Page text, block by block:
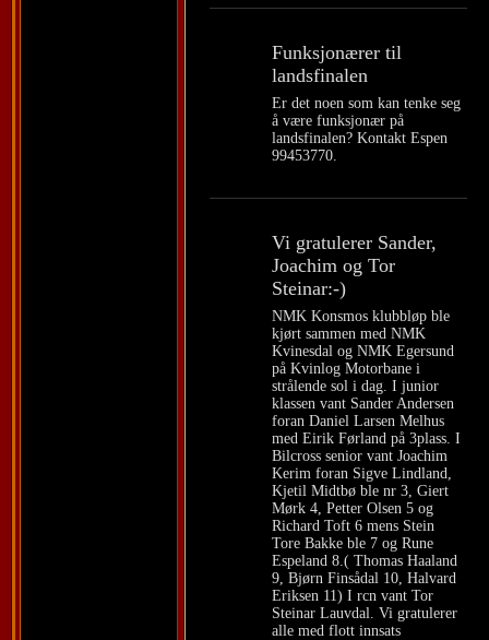
Funksjonærer til
landsfinalen
Er det noen som kan tenke seg
å være funksjonær på
landsfinalen? Kontakt Espen
99453770.
Vi gratulerer Sander,
Joachim og Tor
Steinar:-)
NMK Konsmos klubbløp ble
kjørt sammen med NMK
Kvinesdal og NMK Egersund
på Kvinlog Motorbane i
strålende sol i dag. I junior
klassen vant Sander Andersen
foran Daniel Larsen Melhus
med Eirik Førland på 3plass. I
Bilcross senior vant Joachim
Kerim foran Sigve Lindland,
Kjetil Midtbø ble nr 3, Giert
Mørk 4, Petter Olsen 5 og
Richard Toft 6 mens Stein
Tore Bakke ble 7 og Rune
Espeland 8.( Thomas Haaland
9, Bjørn Finsådal 10, Halvard
Eriksen 11) I rcn vant Tor
Steinar Lauvdal. Vi gratulerer
alle med flott innsats